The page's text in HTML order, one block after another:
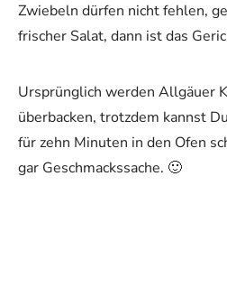
Zwiebeln dürfen nicht fehlen,
frischer Salat, dann ist das
Ursprünglich werden Allgäuer
überbacken, trotzdem kannst
für zehn Minuten in den Ofen
gar Geschmackssache. 🙂